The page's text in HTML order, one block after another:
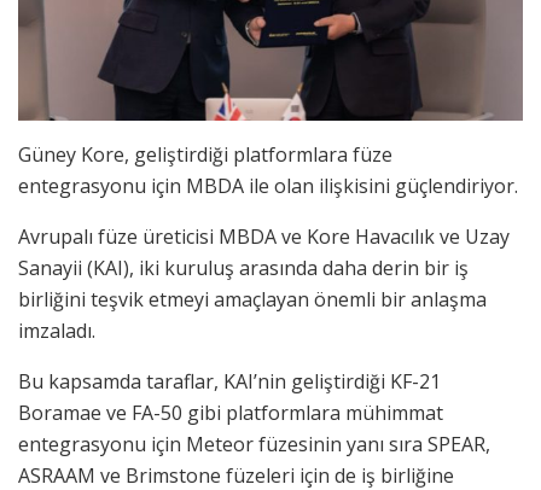
Güney Kore, geliştirdiği platformlara füze
entegrasyonu için MBDA ile olan ilişkisini güçlendiriyor.
Avrupalı füze üreticisi MBDA ve Kore Havacılık ve Uzay
Sanayii (KAI), iki kuruluş arasında daha derin bir iş
birliğini teşvik etmeyi amaçlayan önemli bir anlaşma
imzaladı.
Bu kapsamda taraflar, KAI’nin geliştirdiği KF-21
Boramae ve FA-50 gibi platformlara mühimmat
entegrasyonu için Meteor füzesinin yanı sıra SPEAR,
ASRAAM ve Brimstone füzeleri için de iş birliğine